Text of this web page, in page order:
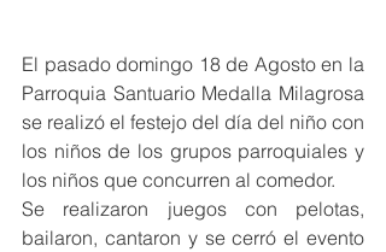
El pasado domingo 18 de Agosto en la
Parroquia Santuario Medalla Milagrosa
se realizó el festejo del día del niño con
los niños de los grupos parroquiales y
los niños que concurren al comedor.
Se realizaron juegos con pelotas,
bailaron, cantaron y se cerró el evento